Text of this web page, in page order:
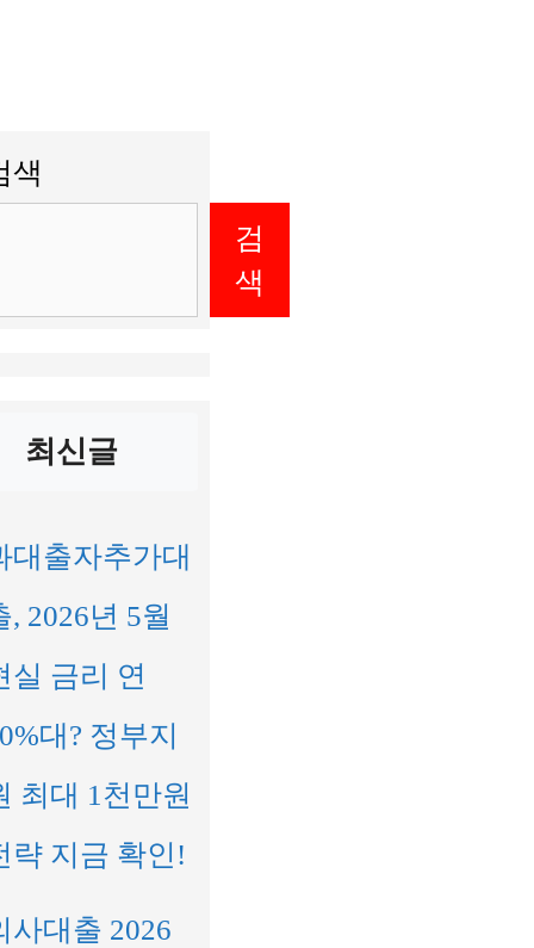
색
검
색
최신글
대출자추가대
, 2026년 5월
실 금리 연
대? 정부지
최대 1천만원
략 지금 확인!
사대출 2026